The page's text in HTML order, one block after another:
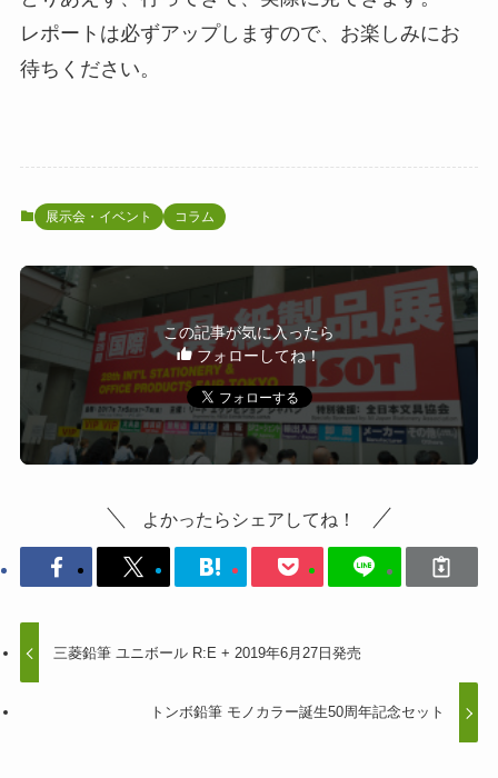
レポートは必ずアップしますので、お楽しみにお
待ちください。
展示会・イベント コラム
この記事が気に入ったら
フォローしてね！
よかったらシェアしてね！
三菱鉛筆 ユニボール R:E + 2019年6月27日発売
トンボ鉛筆 モノカラー誕生50周年記念セット